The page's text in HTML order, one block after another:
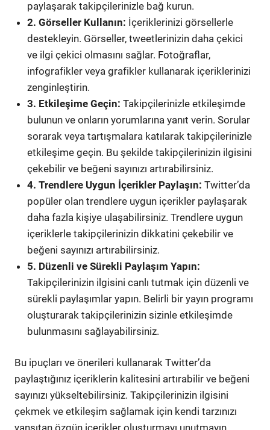
paylaşarak takipçilerinizle bağ kurun.
2. Görseller Kullanın: İçeriklerinizi görsellerle
destekleyin. Görseller, tweetlerinizin daha çekici
ve ilgi çekici olmasını sağlar. Fotoğraflar,
infografikler veya grafikler kullanarak içeriklerinizi
zenginleştirin.
3. Etkileşime Geçin: Takipçilerinizle etkileşimde
bulunun ve onların yorumlarına yanıt verin. Sorular
sorarak veya tartışmalara katılarak takipçilerinizle
etkileşime geçin. Bu şekilde takipçilerinizin ilgisini
çekebilir ve beğeni sayınızı artırabilirsiniz.
4. Trendlere Uygun İçerikler Paylaşın: Twitter’da
popüler olan trendlere uygun içerikler paylaşarak
daha fazla kişiye ulaşabilirsiniz. Trendlere uygun
içeriklerle takipçilerinizin dikkatini çekebilir ve
beğeni sayınızı artırabilirsiniz.
5. Düzenli ve Sürekli Paylaşım Yapın:
Takipçilerinizin ilgisini canlı tutmak için düzenli ve
sürekli paylaşımlar yapın. Belirli bir yayın programı
oluşturarak takipçilerinizin sizinle etkileşimde
bulunmasını sağlayabilirsiniz.
Bu ipuçları ve önerileri kullanarak Twitter’da
paylaştığınız içeriklerin kalitesini artırabilir ve beğeni
sayınızı yükseltebilirsiniz. Takipçilerinizin ilgisini
çekmek ve etkileşim sağlamak için kendi tarzınızı
yansıtan özgün içerikler oluşturmayı unutmayın.